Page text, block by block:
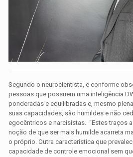
Segundo o neurocientista, e conforme
pessoas que possuem uma inteligência
ponderadas e equilibradas e, mesmo
suas capacidades, são humildes e não
egocêntricos e narcisistas. “Estes traços
noção de que ser mais humilde acarreta
o próprio. Outra característica que
capacidade de controle emocional sem